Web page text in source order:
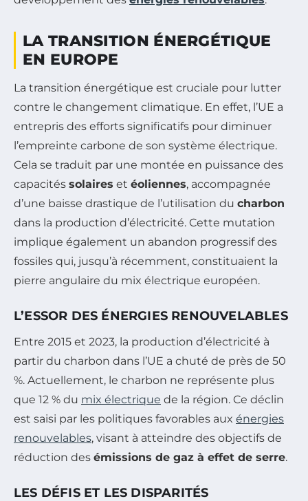
LA TRANSITION ÉNERGÉTIQUE
EN EUROPE
La transition énergétique est cruciale pour lutter
contre le changement climatique. En effet, l’UE a
entrepris des efforts significatifs pour diminuer
l’empreinte carbone de son système électrique.
Cela se traduit par une montée en puissance des
capacités solaires et éoliennes, accompagnée
d’une baisse drastique de l’utilisation du charbon
dans la production d’électricité. Cette mutation
implique également un abandon progressif des
fossiles qui, jusqu’à récemment, constituaient la
pierre angulaire du mix électrique européen.
L’ESSOR DES ÉNERGIES RENOUVELABLES
Entre 2015 et 2023, la production d’électricité à
partir du charbon dans l’UE a chuté de près de 50
%. Actuellement, le charbon ne représente plus
que 12 % du mix électrique de la région. Ce déclin
est saisi par les politiques favorables aux énergies
renouvelables, visant à atteindre des objectifs de
réduction des émissions de gaz à effet de serre.
LES DÉFIS ET LES DISPARITÉS